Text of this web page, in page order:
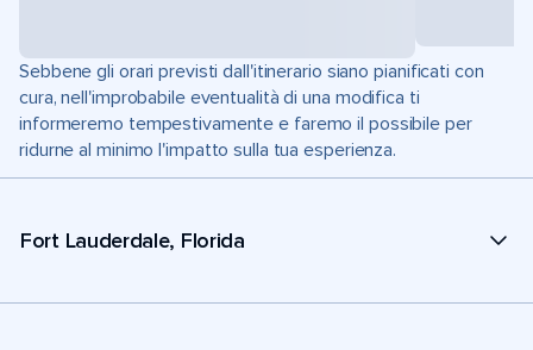
Sebbene gli orari previsti dall'itinerario siano pianificati con
cura, nell'improbabile eventualità di una modifica ti
informeremo tempestivamente e faremo il possibile per
ridurne al minimo l'impatto sulla tua esperienza.
Fort Lauderdale, Florida